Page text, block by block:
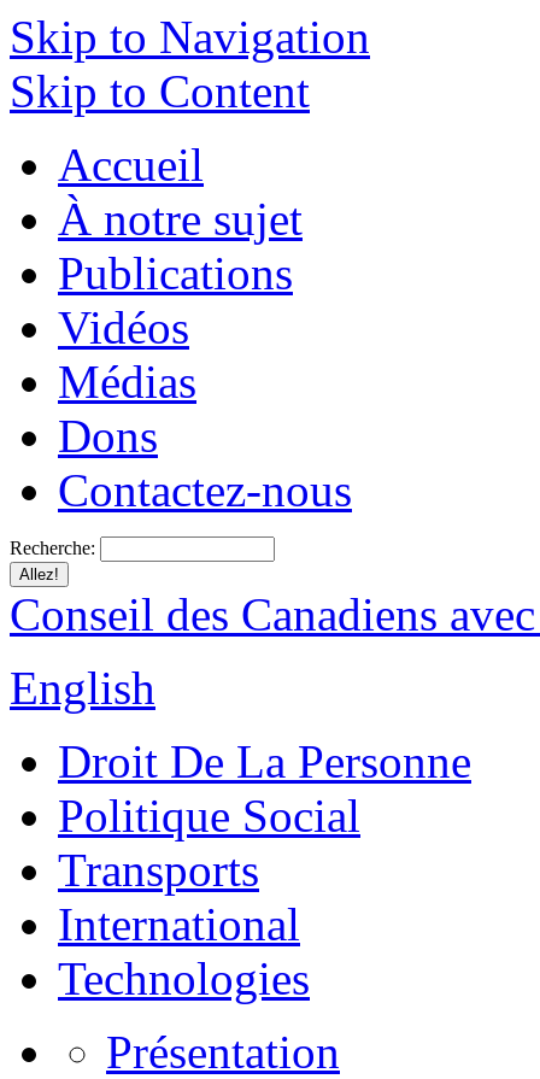
Skip to Navigation
Skip to Content
Accueil
À notre sujet
Publications
Vidéos
Médias
Dons
Contactez-nous
Recherche:
Conseil des Canadiens
English
Droit De La Personne
Politique Social
Transports
International
Technologies
Présentation